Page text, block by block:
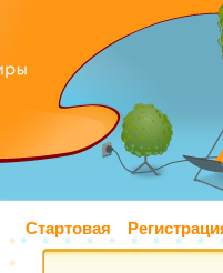
Стартовая